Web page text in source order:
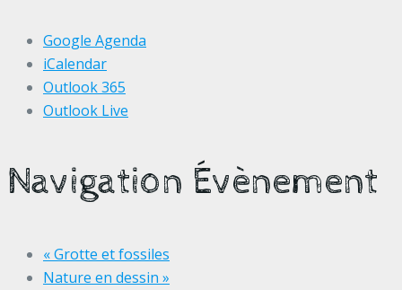
Google Agenda
iCalendar
Outlook 365
Outlook Live
Navigation Évènement
«Grotte et fossiles
Nature en dessin »